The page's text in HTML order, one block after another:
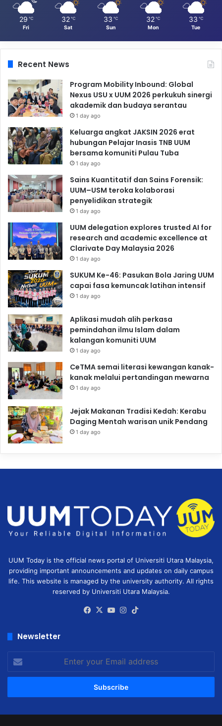
29 ℃
Fri
32 ℃
Sat
33 ℃
Sun
32 ℃
Mon
33 ℃
Tue
Recent News
Program Mobility Inbound: Global
Nexus USU x UUM 2026 perkukuh sinergi
akademik dan budaya serantau
1 day ago
Keluarga angkat JAKSIN 2026 erat
hubungan Pelajar Inasis TNB UUM
bersama komuniti Pulau Tuba
1 day ago
Sains Kuantitatif dan Sains Forensik:
UUM–USM teroka kolaborasi
penyelidikan strategik
1 day ago
UUM delegation explores trusted AI for
research and academic excellence at
Clarivate Day Malaysia 2026
1 day ago
SUKUM Ke-46: Pasukan Bola Jaring UUM
capai fasa kemuncak latihan intensif
1 day ago
Aplikasi mudah alih perkasa
pemindahan ilmu Islam dalam
kalangan komuniti UUM
1 day ago
CeTMA semai literasi kewangan kanak-
kanak melalui pertandingan mewarna
1 day ago
Jejak Makanan Tradisi Kedah: Kerabu
Daging Mentah warisan unik Pendang
1 day ago
UUM Today is the official news portal of Universiti Utara Malaysia,
providing important announcements and updates on daily campus
life. This website is managed by the university authority. All rights
reserved by Universiti Utara Malaysia.
Facebook
X YouTubeInstagram
Newsletter
your
Email